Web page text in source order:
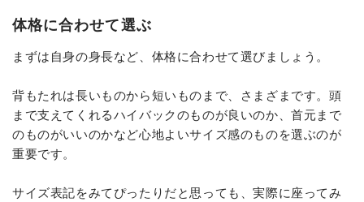
体格に合わせて選ぶ
まずは自身の身長など、体格に合わせて選びましょう。
背もたれは長いものから短いものまで、さまざまです。頭
まで支えてくれるハイバックのものが良いのか、首元まで
のものがいいのかなど心地よいサイズ感のものを選ぶのが
重要です。
サイズ表記をみてぴったりだと思っても、実際に座ってみ